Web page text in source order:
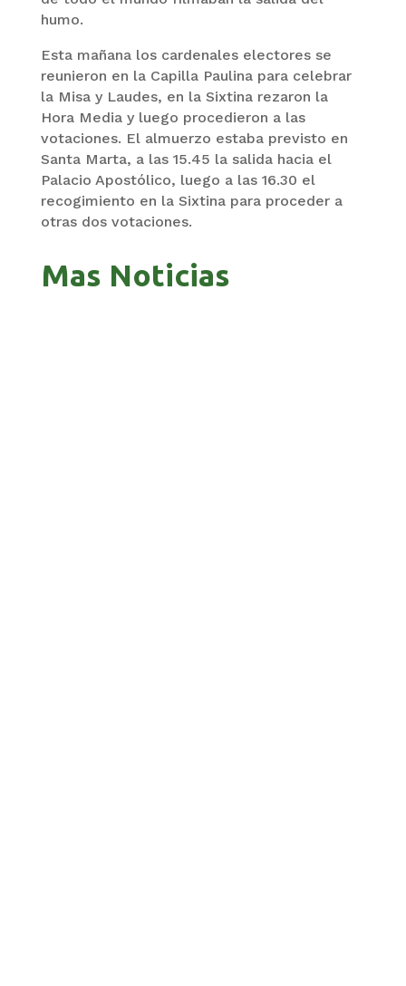
humo.
Esta mañana los cardenales electores se
reunieron en la Capilla Paulina para celebrar
la Misa y Laudes, en la Sixtina rezaron la
Hora Media y luego procedieron a las
votaciones. El almuerzo estaba previsto en
Santa Marta, a las 15.45 la salida hacia el
Palacio Apostólico, luego a las 16.30 el
recogimiento en la Sixtina para proceder a
otras dos votaciones.
Mas Noticias